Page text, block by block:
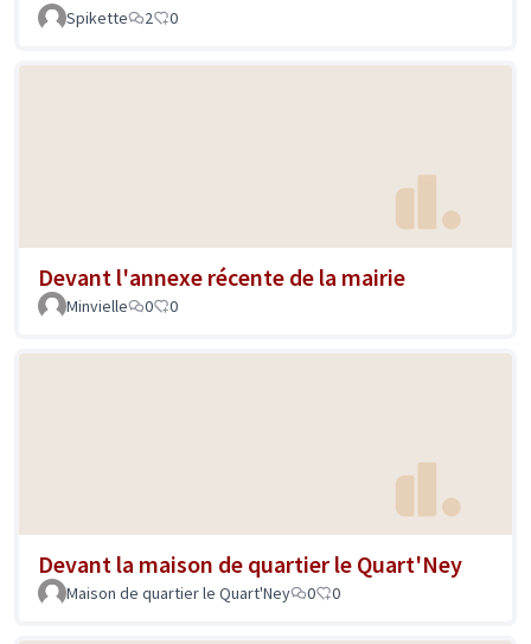
Spikette 2 0
Devant l'annexe récente de la mairie
Minvielle 0 0
Devant la maison de quartier le Quart'Ney
Maison de quartier le Quart'Ney 0 0